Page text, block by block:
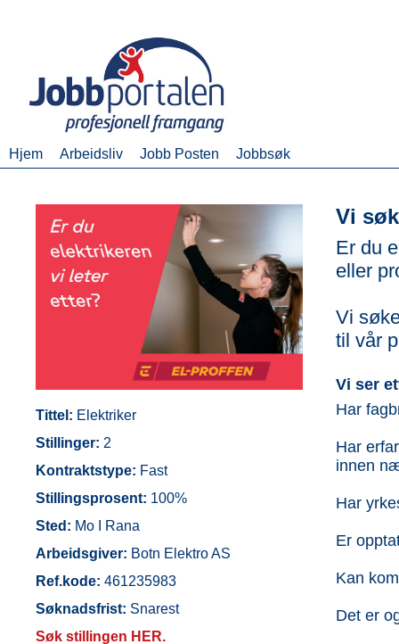
Hjem Arbeidsliv Jobb Posten Jobbsøk
Tittel: Elektriker
Stillinger: 2
Kontraktstype: Fast
Stillingsprosent: 100%
Sted: Mo I Rana
Arbeidsgiver: Botn Elektro AS
Ref.kode: 461235983
Søknadsfrist: Snarest
Søk stillingen HER.
Vi
Er du
eller
Vi
til vår
Vi ser
Har
Har
innen
Har
Er
Kan
Det er